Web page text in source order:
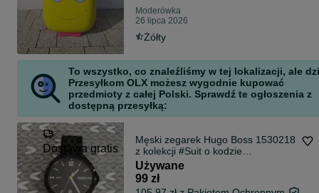
Moderówka
26 lipca 2026
Żółty
To wszystko, co znaleźliśmy w tej lokalizacji, ale
Przesyłkom OLX możesz wygodnie kupować
przedmioty z całej Polski. Sprawdź te ogłoszenia z
dostępną przesyłką:
Dostawa gratis
Męski zegarek Hugo Boss 1530218
z kolekcji #Suit o kodzie
HU.443.1.34.3637
Używane
99 zł